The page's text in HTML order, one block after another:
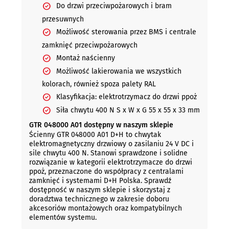
Do drzwi przeciwpożarowych i bram
przesuwnych
Możliwość sterowania przez BMS i centrale
zamknięć przeciwpożarowych
Montaż naścienny
Możliwość lakierowania we wszystkich
kolorach, również spoza palety RAL
Klasyfikacja: elektrotrzymacz do drzwi ppoż
Siła chwytu 400 N S x W x G 55 x 55 x 33 mm
GTR 048000 A01 dostępny w naszym sklepie
Ścienny GTR 048000 A01 D+H to chwytak
elektromagnetyczny drzwiowy o zasilaniu 24 V DC i
sile chwytu 400 N. Stanowi sprawdzone i solidne
rozwiązanie w kategorii elektrotrzymacze do drzwi
ppoż, przeznaczone do współpracy z centralami
zamknięć i systemami D+H Polska. Sprawdź
dostępność w naszym sklepie i skorzystaj z
doradztwa technicznego w zakresie doboru
akcesoriów montażowych oraz kompatybilnych
elementów systemu.